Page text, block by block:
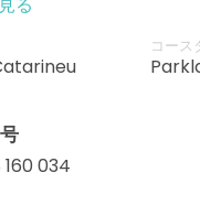
コース
034